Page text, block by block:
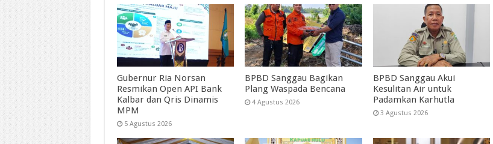
Gubernur Ria Norsan
Resmikan Open API Bank
Kalbar dan Qris Dinamis
MPM
5 Agustus 2026
BPBD Sanggau Bagikan
Plang Waspada Bencana
4 Agustus 2026
BPBD Sanggau Akui
Kesulitan Air untuk
Padamkan Karhutla
3 Agustus 2026